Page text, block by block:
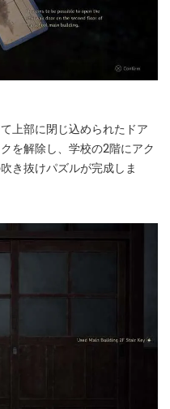
上部に閉じ込められたドア
を解除し、学校の2階にアク
き抜けパズルが完成しま